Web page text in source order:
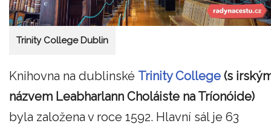
Trinity College Dublin
Knihovna na dublinské Trinity College (s
názvem Leabharlann Choláiste na Tríonóide)
byla založena v roce 1592. Hlavní sál je 63